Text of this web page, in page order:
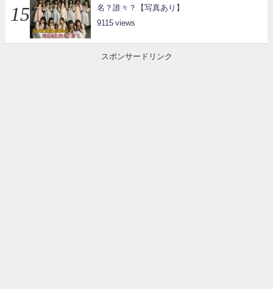
名？誰々？【写真あり】
9115
スポンサードリンク